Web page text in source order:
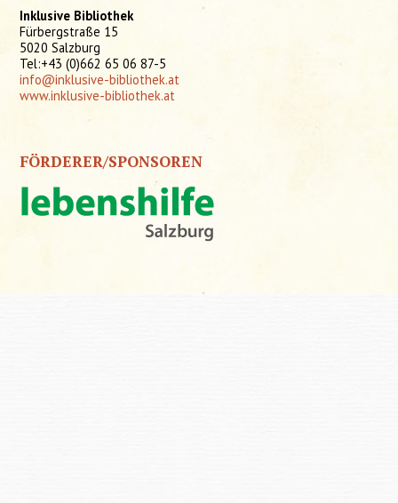
Inklusive Bibliothek
Fürbergstraße 15
5020 Salzburg
Tel:+43 (0)662 65 06 87-5
info@inklusive-bibliothek.at
www.inklusive-bibliothek.at
FÖRDERER/SPONSOREN